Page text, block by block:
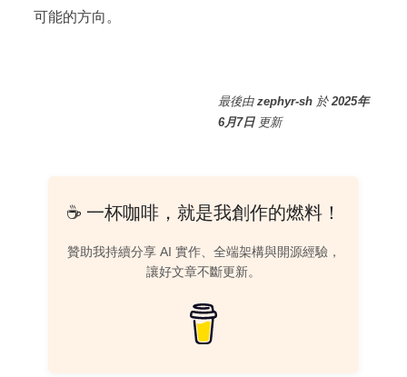
可能的方向。
最後由 zephyr-sh 於 2025年
6月7日 更新
☕ 一杯咖啡，就是我創作的燃料！
贊助我持續分享 AI 實作、全端架構與開源經驗，
讓好文章不斷更新。